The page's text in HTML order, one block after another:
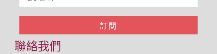
聯絡我們